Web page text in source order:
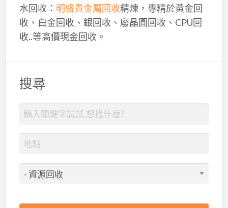
水回收： 明盛貴金屬回收精煉，專精於黃金回
收、白金回收、銀回收、廢晶圓回收、CPU回
收..等高價現金回收。
搜尋